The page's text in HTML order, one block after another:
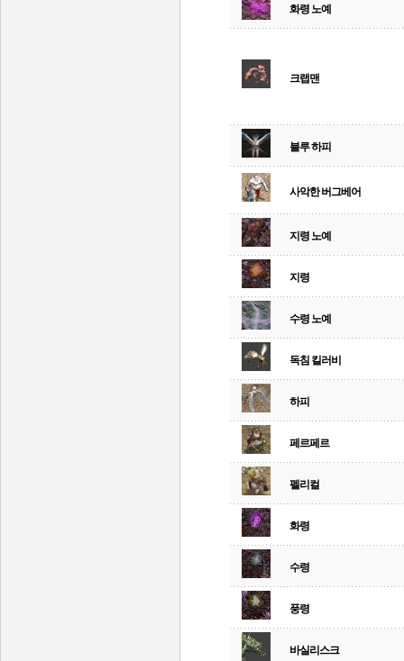
화령 노예
크랩맨
블루 하피
사악한 버그베어
지령 노예
지령
수령 노예
독침 킬러비
하피
페르페르
펠리컬
화령
수령
풍령
바실리스크